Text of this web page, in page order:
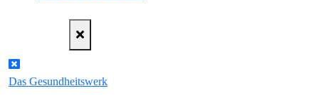
Das Gesundheitswerk